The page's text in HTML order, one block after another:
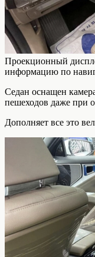
Проекционный
информацию по
Седан оснащен
пешеходов даже при
Дополняет все это